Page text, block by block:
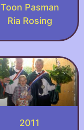
Toon Pasman
Ria Rosing
2011